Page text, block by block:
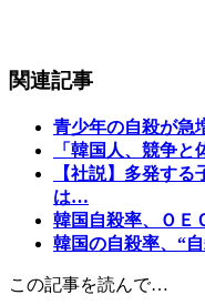
関連記事
青少年の自殺が急
「韓国人、競争と
【社説】多発す
は…
韓国自殺率、ＯＥ
韓国の自殺率、“
この記事を読んで…